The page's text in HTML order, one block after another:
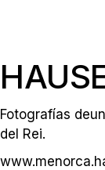
Fotografías
del Rei.